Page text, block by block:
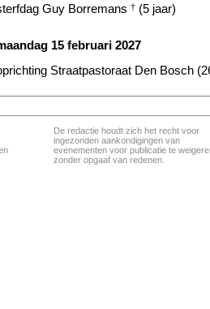
Guy Borremans † (5 jaar)
15 februari 2027
Straatpastoraat Den Bosch
De redactie houdt zich het recht voor
ingezonden aankondigingen van
evenementen voor publicatie te
zonder opgaaf van redenen.